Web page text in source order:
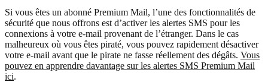
Si vous êtes un abonné Premium Mail, l’une des fonctionnalités de
sécurité que nous offrons est d’activer les alertes SMS pour les
connexions à votre e-mail provenant de l’étranger. Dans le cas
malheureux où vous êtes piraté, vous pouvez rapidement désactiver
votre e-mail avant que le pirate ne fasse réellement des dégâts. Vous
pouvez en apprendre davantage sur les alertes SMS Premium Mail
ici.